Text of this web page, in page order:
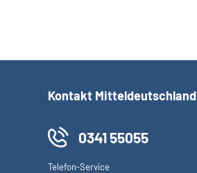
Kontakt Mitteldeutschland
0341 55055
Telefon-Service